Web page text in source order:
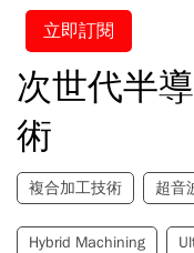
立即訂閱
次世代半
術
複合加工技術 超音
Hybrid Machining